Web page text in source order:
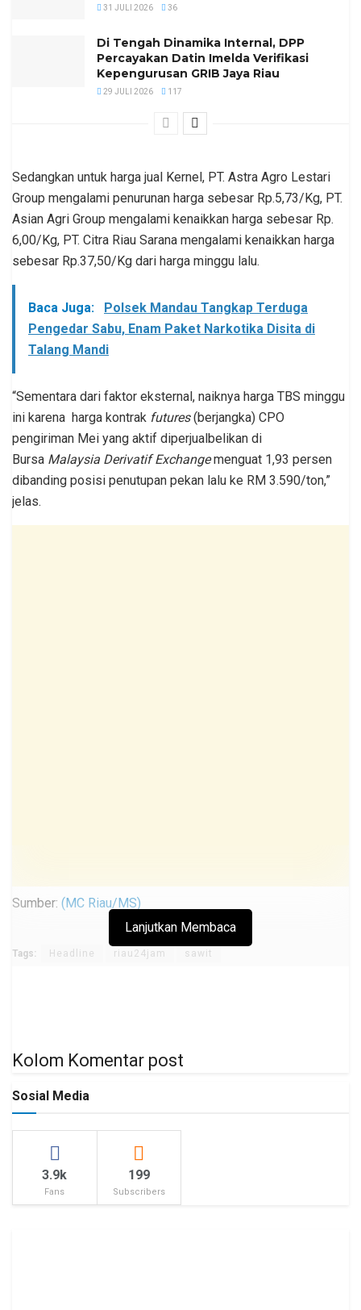
31 JULI 2026 36
Di Tengah Dinamika Internal, DPP
Percayakan Datin Imelda Verifikasi
Kepengurusan GRIB Jaya Riau
29 JULI 2026 117
Sedangkan untuk harga jual Kernel, PT. Astra Agro Lestari
Group mengalami penurunan harga sebesar Rp.5,73/Kg, PT.
Asian Agri Group mengalami kenaikkan harga sebesar Rp.
6,00/Kg, PT. Citra Riau Sarana mengalami kenaikkan harga
sebesar Rp.37,50/Kg dari harga minggu lalu.
Baca Juga:
Polsek Mandau Tangkap Terduga
Pengedar Sabu, Enam Paket Narkotika Disita di
Talang Mandi
“Sementara dari faktor eksternal, naiknya harga TBS minggu
ini karena harga kontrak futures(berjangka) CPO
pengiriman Mei yang aktif diperjualbelikan di
Bursa Malaysia Derivatif Exchangemenguat 1,93 persen
dibanding posisi penutupan pekan lalu ke RM 3.590/ton,”
jelas.
Sumber: (MC Riau/MS)
Lanjutkan Membaca
Tags: Headline riau24jam sawit
Kolom Komentar post
Sosial Media
3.9k
Fans
199
Subscribers